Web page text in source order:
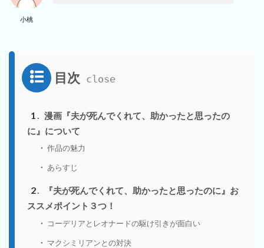
小桃
目次
1
漫画『夫が死んでくれて、助かったと思ったの
に』について
作品の魅力
あらすじ
2
『夫が死んでくれて、助かったと思ったのに』お
ススメポイント３つ！
コーデリアとレオナードの駆け引きが面白い
マクシミリアンとの対決